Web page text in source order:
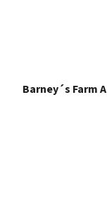
Barney´s Farm